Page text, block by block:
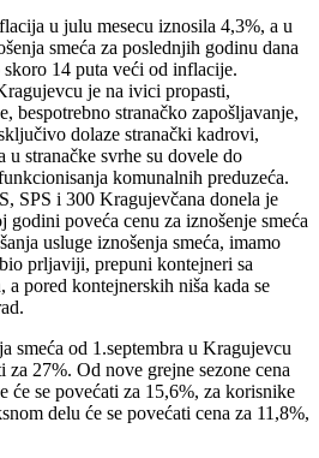
u julu mesecu iznosila 4,3%, a u
smeća za poslednjih godinu dana
14 puta veći od inflacije.
je na ivici propasti,
bespotrebno stranačko zapošljavanje,
dolaze stranački kadrovi,
u stranačke svrhe su dovele do
komunalnih preduzeća.
SPS i 300 Kragujevčana donela je
poveća cenu za iznošenje smeća
usluge iznošenja smeća, imamo
prljaviji, prepuni kontejneri sa
pored kontejnerskih niša kada se
smeća od 1.septembra u Kragujevcu
za 27%. Od nove grejne sezone cena
će se povećati za 15,6%, za korisnike
delu će se povećati cena za 11,8%,